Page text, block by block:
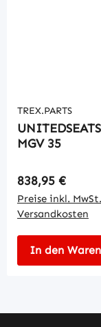
TREX.PARTS
MGV 35
Regulärer Preis:
838,95 €
Preise inkl.
Versandkosten
In den